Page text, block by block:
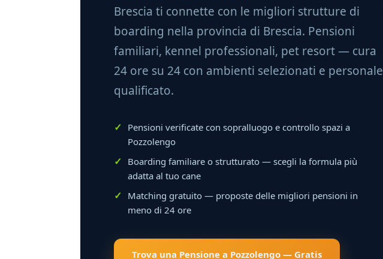
Brescia ti connette con le migliori strutture di
boarding nella provincia di Brescia. Pensioni
familiari, kennel professionali, pet resort — cura
24 ore su 24 con ambienti selezionati e personale
qualificato.
Pensioni verificate con sopralluogo e controllo spazi a
Pozzolengo
Boarding familiare o strutturato — scegli la formula più
adatta al tuo cane
Matching gratuito — proposte delle migliori pensioni in
meno di 24 ore
Trova una Pensione a Pozzolengo — Gratis